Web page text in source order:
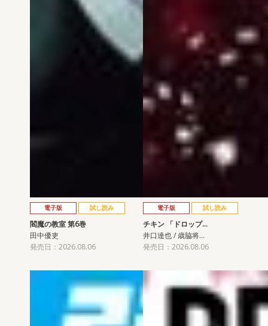
電子版 試し読み
閻魔の教室 第6巻
田中優吏
発売日：2026.08.06
電子版 試し読み
チキン 「ドロップ…
井口達也 / 歳脇将…
発売日：2026.08.06